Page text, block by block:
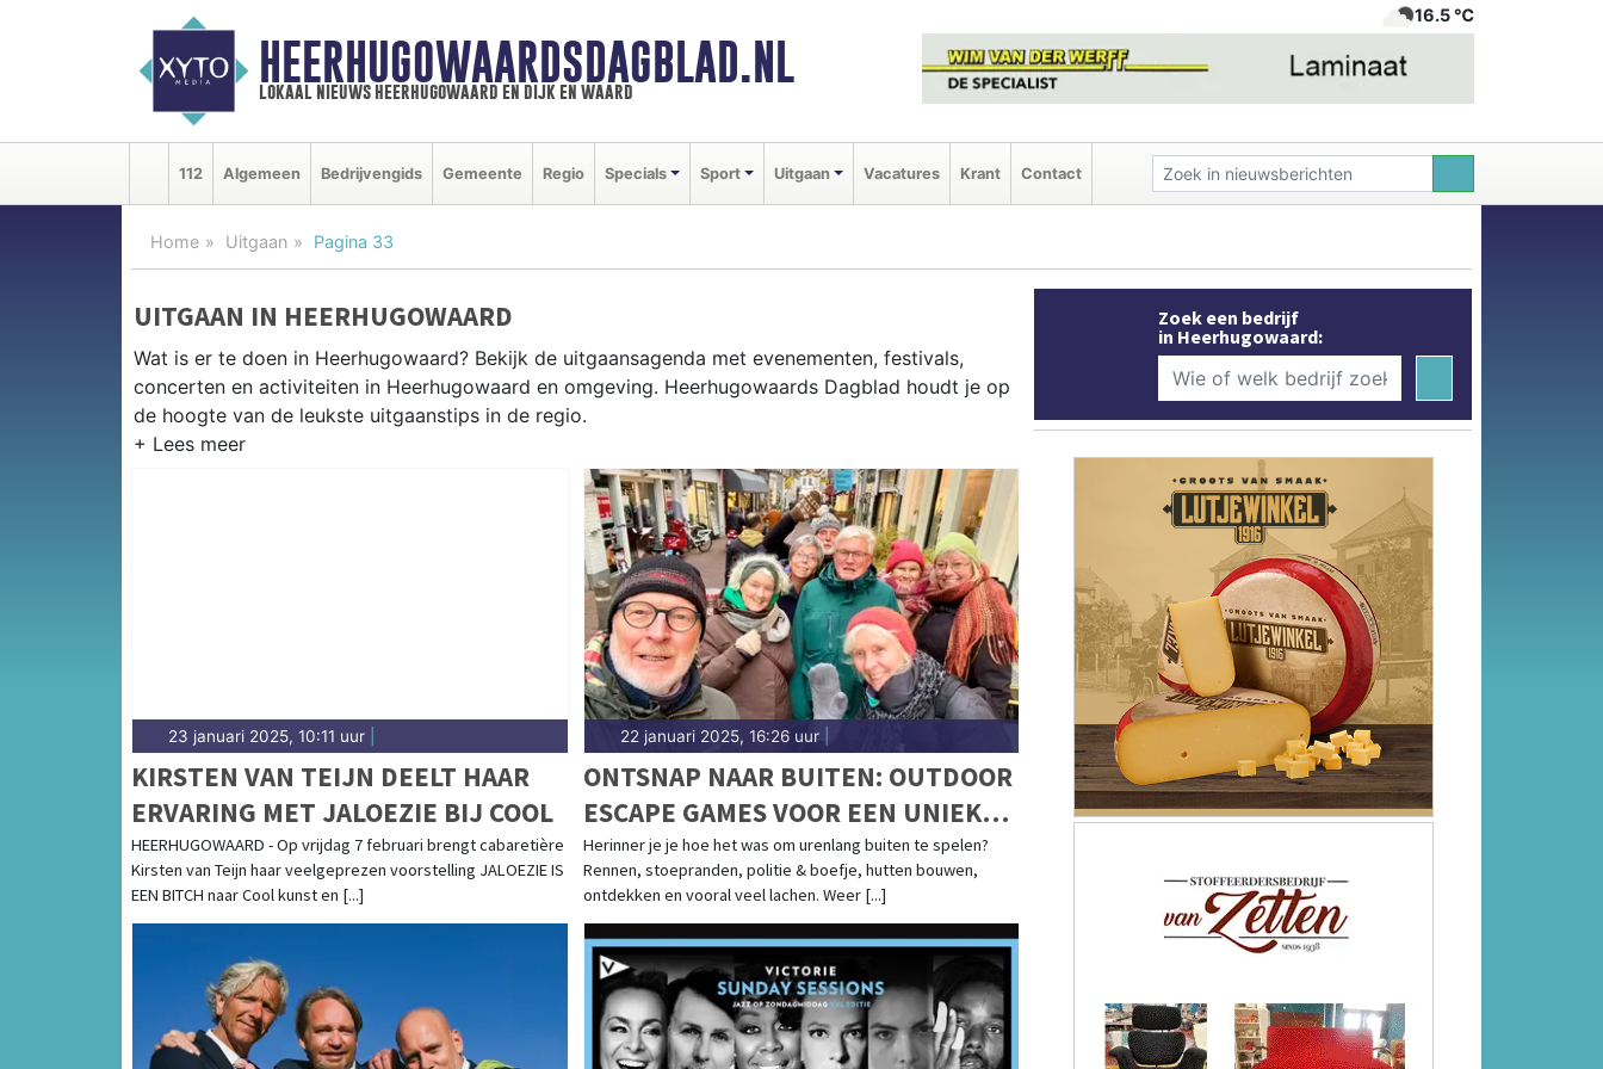
HEERHUGOWAARDSDAGBLAD.NL
lokaal nieuws heerhugowaard en dijk en waard
16.5 ℃
112 Algemeen Bedrijvengids Gemeente Regio Specials Sport Uitgaan Vacatures Krant Contact
Home Uitgaan Pagina 33
UITGAAN IN HEERHUGOWAARD
Wat is er te doen in Heerhugowaard? Bekijk de uitgaansagenda met evenementen, festivals,
concerten en activiteiten in Heerhugowaard en omgeving. Heerhugowaards Dagblad houdt je op
de hoogte van de leukste uitgaanstips in de regio.
Van markten en culturele evenementen tot muziekfestivals en culinaire events - ontdek het
complete uitgaansaanbod op heerhugowaardsdagblad.nl.
23 januari 2025, 10:11 uur
KIRSTEN VAN TEIJN DEELT HAAR
ERVARING MET JALOEZIE BIJ COOL
HEERHUGOWAARD - Op vrijdag 7 februari brengt cabaretière
Kirsten van Teijn haar veelgeprezen voorstelling JALOEZIE IS
EEN BITCH naar Cool kunst en [...]
22 januari 2025, 16:26 uur|
ONTSNAP NAAR BUITEN: OUTDOOR
ESCAPE GAMES VOOR EEN UNIEK
GROEPSUITJE!
Herinner je je hoe het was om urenlang buiten te spelen?
Rennen, stoepranden, politie & boefje, hutten bouwen,
ontdekken en vooral veel lachen. Weer [...]
Zoek een bedrijf
in Heerhugowaard: